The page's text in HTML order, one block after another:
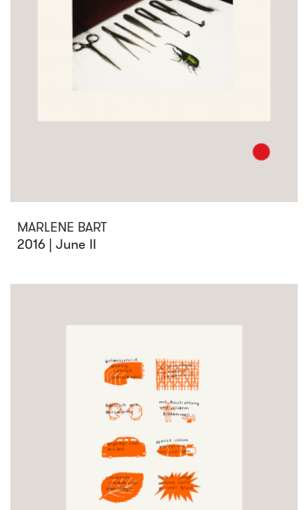
MARLENE BART
2016 | June II